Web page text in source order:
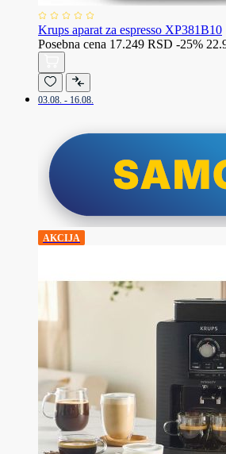
Krups aparat za espresso XP381B10
Posebna cena 17.249 RSD -25%
03.08. - 16.08.
AKCIJA